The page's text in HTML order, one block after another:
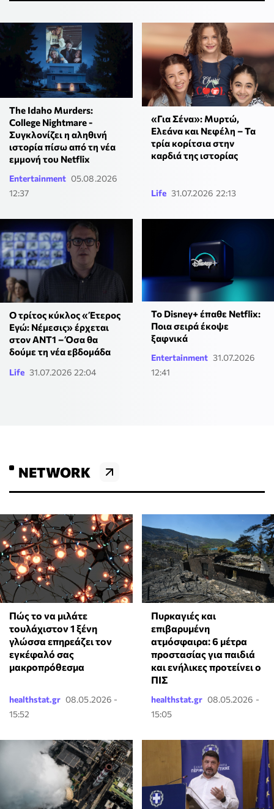
The Idaho Murders:
College Nightmare -
Συγκλονίζει η αληθινή
ιστορία πίσω από τη νέα
εμμονή του Netflix
Entertainment 05.08.2026
12:37
«Για Σένα»: Μυρτώ,
Ελεάνα και Νεφέλη – Τα
τρία κορίτσια στην
καρδιά της ιστορίας
Life 31.07.2026 22:13
Ο τρίτος κύκλος «Έτερος
Εγώ: Νέμεσις» έρχεται
στον ΑΝΤ1 – Όσα θα
δούμε τη νέα εβδομάδα
Life 31.07.2026 22:04
Το Disney+ έπαθε Netflix:
Ποια σειρά έκοψε
ξαφνικά
Entertainment 31.07.2026
12:41
NETWORK
⁠Πώς το να μιλάτε
τουλάχιστον 1 ξένη
γλώσσα επηρεάζει τον
εγκέφαλό σας
μακροπρόθεσμα
healthstat.gr 08.05.2026 -
15:52
Πυρκαγιές και
επιβαρυμένη
ατμόσφαιρα: 6 μέτρα
προστασίας για παιδιά
και ενήλικες προτείνει ο
ΠΙΣ
healthstat.gr 08.05.2026 -
15:05